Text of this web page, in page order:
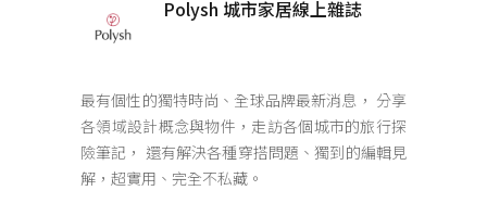
Polysh 城市家居線上雜誌
最有個性的獨特時尚、全球品牌最新消息， 分享
各領域設計概念與物件，走訪各個城市的旅行探
險筆記， 還有解決各種穿搭問題、獨到的編輯見
解，超實用、完全不私藏。